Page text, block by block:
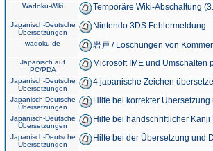
Wadoku-Wiki Temporäre Wiki-Abschaltung
Japanisch-Deutsche
Übersetzungen
Nintendo 3DS Fehlermeldung
wadoku.de 岩戸 / Löschungen von
Japanisch auf
PC/PDA
Microsoft IME und Umschalten
Japanisch-Deutsche
Übersetzungen
4 japanische Zeichen
Japanisch-Deutsche
Übersetzungen
Hilfe bei korrekter
Japanisch-Deutsche
Übersetzungen
Hilfe bei handschriftlicher
Japanisch-Deutsche
Übersetzungen
Hilfe bei der Übersetzung und